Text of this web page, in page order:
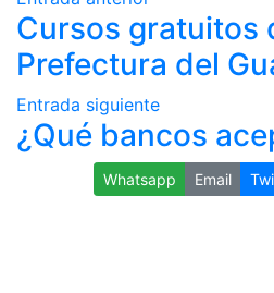
Cursos gratuitos
Prefectura del
Entrada siguiente
¿Qué bancos
Whatsapp Email